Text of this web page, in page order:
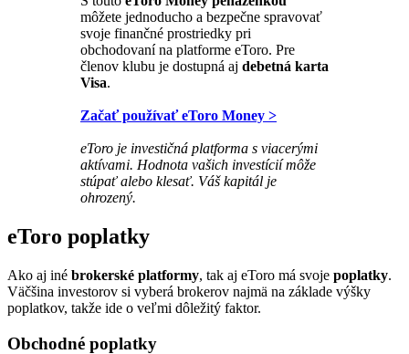
môžete jednoducho a bezpečne spravovať
svoje finančné prostriedky pri
obchodovaní na platforme eToro. Pre
členov klubu je dostupná aj debetná karta
Visa.
Začať používať eToro Money >
eToro je investičná platforma s viacerými
aktívami. Hodnota vašich investícií môže
stúpať alebo klesať. Váš kapitál je
ohrozený.
eToro poplatky
Ako aj iné brokerské platformy, tak aj eToro má svoje poplatky.
Väčšina investorov si vyberá brokerov najmä na základe výšky
poplatkov, takže ide o veľmi dôležitý faktor.
Obchodné poplatky